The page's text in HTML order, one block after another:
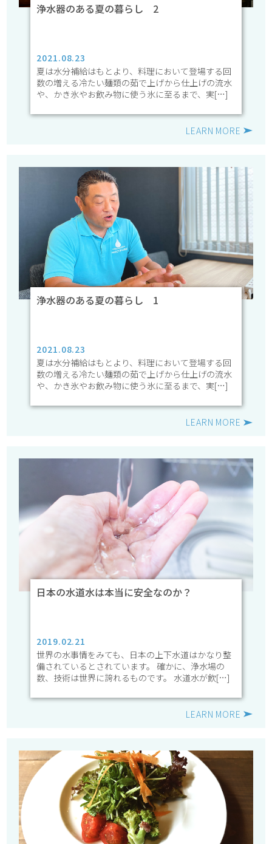
浄水器のある夏の暮らし 2
2021.08.23
夏は水分補給はもとより、料理において登場する回
数の増える冷たい麺類の茹で上げから仕上げの流水
や、かき氷やお飲み物に使う氷に至るまで、実[…]
LEARN MORE
浄水器のある夏の暮らし 1
2021.08.23
夏は水分補給はもとより、料理において登場する回
数の増える冷たい麺類の茹で上げから仕上げの流水
や、かき氷やお飲み物に使う氷に至るまで、実[…]
LEARN MORE
日本の水道水は本当に安全なのか？
2019.02.21
世界の水事情をみても、日本の上下水道はかなり整
備されているとされています。 確かに、浄水場の
数、技術は世界に誇れるものです。 水道水が飲[…]
LEARN MORE